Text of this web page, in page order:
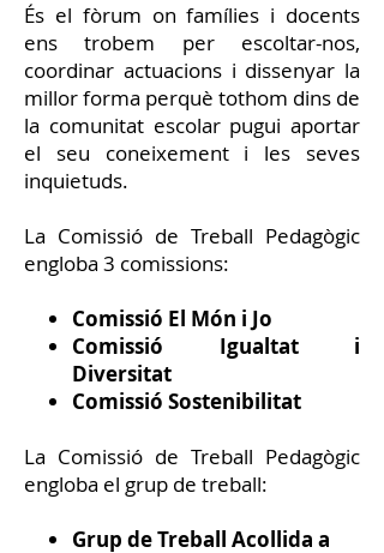
És el fòrum on famílies i docents
ens trobem per escoltar-nos,
coordinar actuacions i dissenyar la
millor forma perquè tothom dins de
la comunitat escolar pugui aportar
el seu coneixement i les seves
inquietuds.
La Comissió de Treball Pedagògic
engloba 3 comissions:
Comissió El Món i Jo
Comissió Igualtat i
Diversitat
Comissió Sostenibilitat
La Comissió de Treball Pedagògic
engloba el grup de treball:
Grup de Treball Acollida a